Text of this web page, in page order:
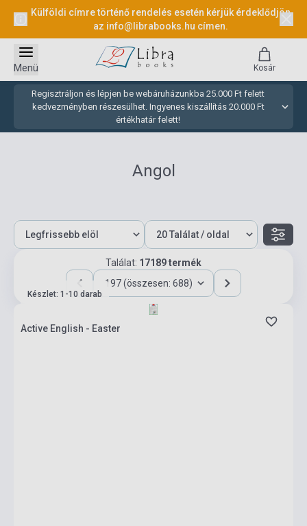
Külföldi címre történő rendelés esetén kérjük érdeklődjön
az info@librabooks.hu címen.
Regisztráljon és lépjen be webáruházunkba 25.000 Ft felett
kedvezményben részesülhet. Ingyenes kiszállítás 20.000 Ft
értékhatár felett!
Menü Kosár
Angol
Találat: 17189 termék
197 (összesen: 688)
Készlet: 1-10 darab
Active English - Easter